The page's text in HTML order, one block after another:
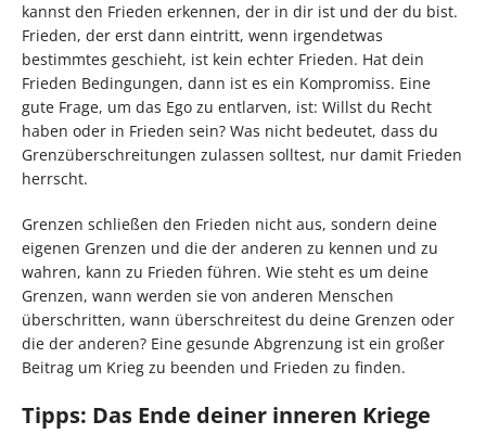
kannst den Frieden erkennen, der in dir ist und der du bist.
Frieden, der erst dann eintritt, wenn irgendetwas
bestimmtes geschieht, ist kein echter Frieden. Hat dein
Frieden Bedingungen, dann ist es ein Kompromiss. Eine
gute Frage, um das Ego zu entlarven, ist: Willst du Recht
haben oder in Frieden sein? Was nicht bedeutet, dass du
Grenzüberschreitungen zulassen solltest, nur damit Frieden
herrscht.
Grenzen schließen den Frieden nicht aus, sondern deine
eigenen Grenzen und die der anderen zu kennen und zu
wahren, kann zu Frieden führen. Wie steht es um deine
Grenzen, wann werden sie von anderen Menschen
überschritten, wann überschreitest du deine Grenzen oder
die der anderen? Eine gesunde Abgrenzung ist ein großer
Beitrag um Krieg zu beenden und Frieden zu finden.
Tipps: Das Ende deiner inneren Kriege